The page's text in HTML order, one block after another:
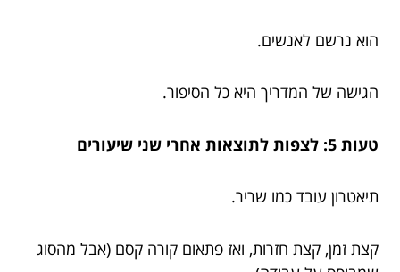
הוא נרשם לאנשים.
הגישה של המדריך היא כל הסיפור.
טעות 5: לצפות לתוצאות אחרי שני שיעורים
תיאטרון עובד כמו שריר.
קצת זמן, קצת חזרות, ואז פתאום קורה קסם (אבל מהסוג